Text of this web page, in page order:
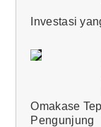
Investasi
Omakase
Pengunjung